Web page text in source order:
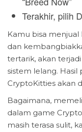
Terakhir, pilih
Kamu bisa
dan
tertarik, akan
sistem lelang.
CryptoKitties akan
Bagaimana,
dalam game
masih terasa sulit,